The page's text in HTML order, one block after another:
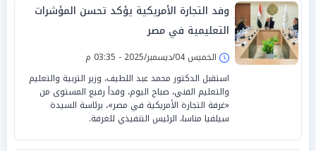
وفد التجارة الأمريكية يؤكد تحسن المؤشرات
التعليمية في مصر
الخميس 04/ديسمبر/2025 - 03:35 م
استقبل الدكتور محمد عبد اللطيف، وزير التربية والتعليم
والتعليم الفني، صباح اليوم، وفداً رفيع المستوى من
«غرفة التجارة الأمريكية في مصر»، برئاسة السيدة
سيلفيا مناسا، الرئيس التنفيذي للغرفة.